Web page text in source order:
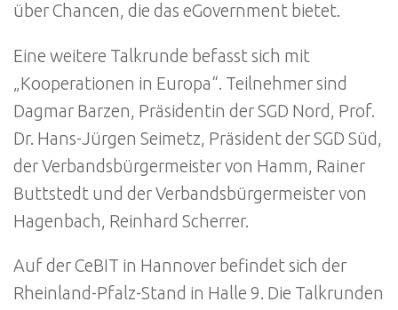
über Chancen, die das eGovernment bietet.
Eine weitere Talkrunde befasst sich mit
„Kooperationen in Europa“. Teilnehmer sind
Dagmar Barzen, Präsidentin der SGD Nord, Prof.
Dr. Hans-Jürgen Seimetz, Präsident der SGD Süd,
der Verbandsbürgermeister von Hamm, Rainer
Buttstedt und der Verbandsbürgermeister von
Hagenbach, Reinhard Scherrer.
Auf der CeBIT in Hannover befindet sich der
Rheinland-Pfalz-Stand in Halle 9. Die Talkrunden